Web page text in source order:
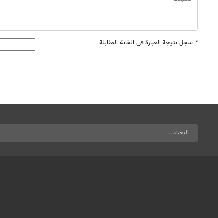
* سجل نتيجة العبارة في الخانة المقابلة